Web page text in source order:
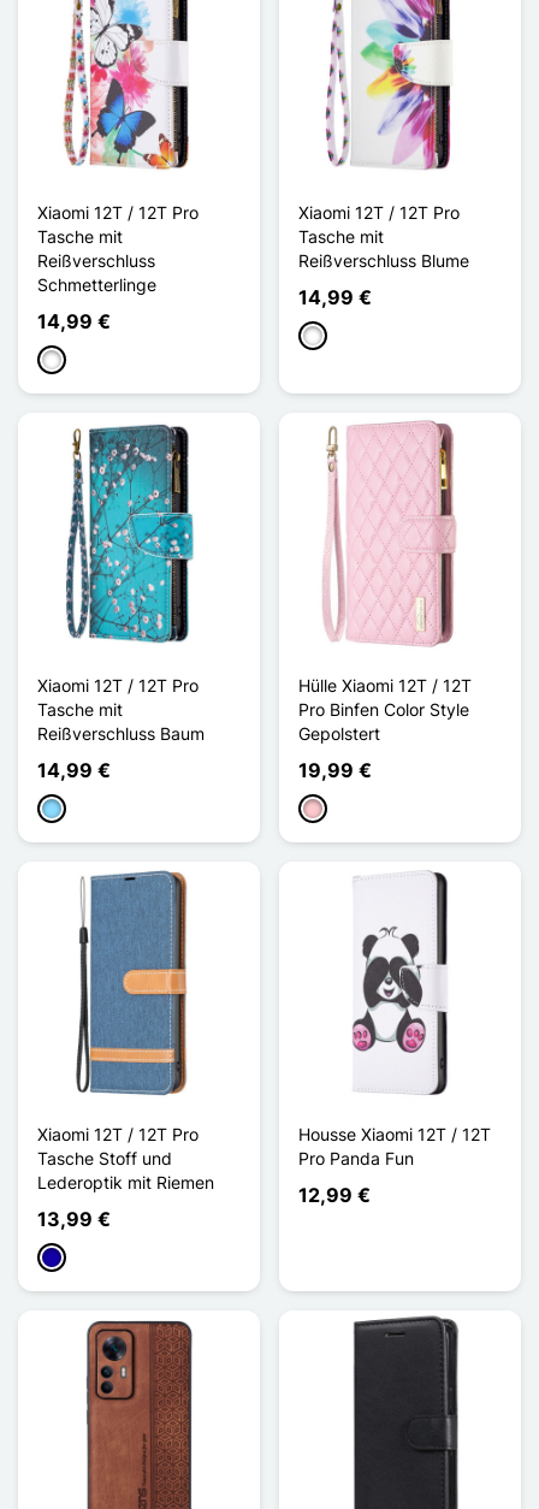
Xiaomi 12T / 12T Pro
Tasche mit
Reißverschluss
Schmetterlinge
14,99 €
Weiß
Xiaomi 12T / 12T Pro
Tasche mit
Reißverschluss Blume
14,99 €
Weiß
Xiaomi 12T / 12T Pro
Tasche mit
Reißverschluss Baum
14,99 €
Hellblau
Hülle Xiaomi 12T / 12T
Pro Binfen Color Style
Gepolstert
19,99 €
Pink
Xiaomi 12T / 12T Pro
Tasche Stoff und
Lederoptik mit Riemen
13,99 €
Dunkelblau
Housse Xiaomi 12T / 12T
Pro Panda Fun
12,99 €